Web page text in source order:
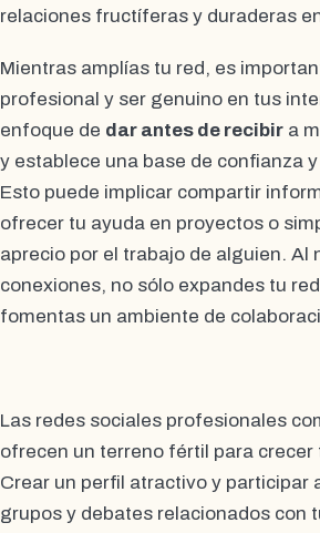
relaciones fructíferas y duraderas
Mientras amplías tu red, es
profesional y ser genuino en tus
enfoque de dar antes de recibir a
y establece una base de confianza
Esto puede implicar compartir
ofrecer tu ayuda en proyectos o
aprecio por el trabajo de alguien. Al
conexiones, no sólo expandes tu
fomentas un ambiente de
Las redes sociales profesionales
ofrecen un terreno fértil para crecer
Crear un perfil atractivo y participar
grupos y debates relacionados con